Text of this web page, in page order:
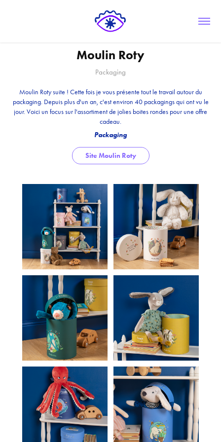
Moulin Roty
Packaging
Moulin Roty suite ! Cette fois je vous présente tout le travail autour du
packaging. Depuis plus d'un an, c'est environ 40 packagings qui ont vu le
jour. Voici un focus sur l'assortiment de jolies boites rondes pour une offre
cadeau.
Packaging
Site Moulin Roty